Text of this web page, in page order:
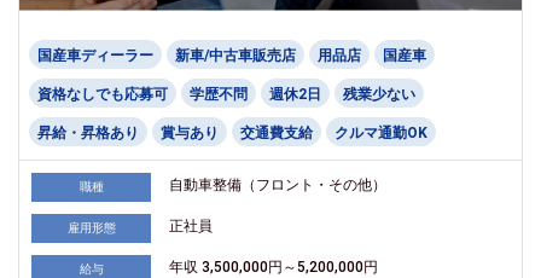
国産車ディーラー 新車/中古車販売店 用品店 国産車
資格なしでも応募可 学歴不問 週休2日 残業少ない
昇給・昇格あり 賞与あり 交通費支給 クルマ通勤OK
職種 自動車整備（フロント・その他）
雇用形態 正社員
給与 年収 3,500,000円～5,200,000円